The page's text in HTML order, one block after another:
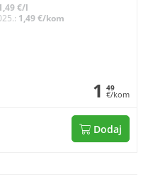
€/l
1,49 €/kom
1 49
€/kom
Dodaj